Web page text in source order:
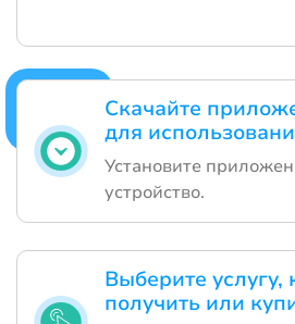
Скачайте
для
Установите
устройство.
Выберите услугу,
получить или